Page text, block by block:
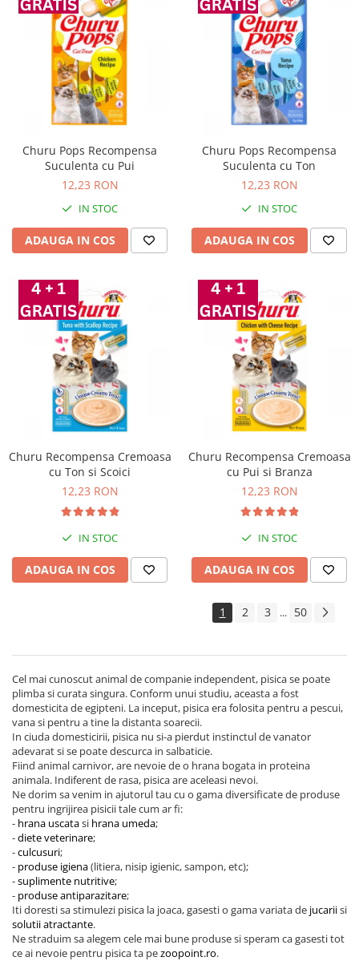
Churu Pops Recompensa
Suculenta cu Pui
12,23 RON
IN STOC
ADAUGA IN COS
Churu Pops Recompensa
Suculenta cu Ton
12,23 RON
IN STOC
ADAUGA IN COS
Churu Recompensa Cremoasa
cu Ton si Scoici
12,23 RON
IN STOC
ADAUGA IN COS
Churu Recompensa Cremoasa
cu Pui si Branza
12,23 RON
IN STOC
ADAUGA IN COS
1 2 3 ... 50
Cel mai cunoscut animal de companie independent, pisica se poate
plimba si curata singura. Conform unui studiu, aceasta a fost
domesticita de egipteni. La inceput, pisica era folosita pentru a pescui,
vana si pentru a tine la distanta soarecii.
In ciuda domesticirii, pisica nu si-a pierdut instinctul de vanator
adevarat si se poate descurca in salbaticie.
Fiind animal carnivor, are nevoie de o hrana bogata in proteina
animala. Indiferent de rasa, pisica are aceleasi nevoi.
Ne dorim sa venim in ajutorul tau cu o gama diversificate de produse
pentru ingrijirea pisicii tale cum ar fi:
- hrana uscatasi hrana umeda;
-diete veterinare;
-culcusuri;
- produse igiena(litiera, nisip igienic, sampon, etc);
-suplimente nutritive;
- produse antiparazitare;
Iti doresti sa stimulezi pisica la joaca, gasesti o gama variata de jucariisi
solutii atractante.
Ne straduim sa alegem cele mai bune produse si speram ca gasesti tot
ce ai nevoie pentru pisica ta pezoopoint.ro.